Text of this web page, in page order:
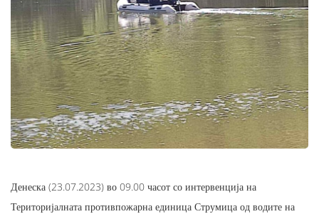
Денеска (23.07.2023) во 09.00 часот со интервенција на
Територијалната противпожарна единица Струмица од водите на